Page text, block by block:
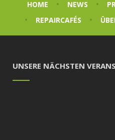
HOME NEWS
REPAIRCAFÉS
UNSERE NÄCHSTEN